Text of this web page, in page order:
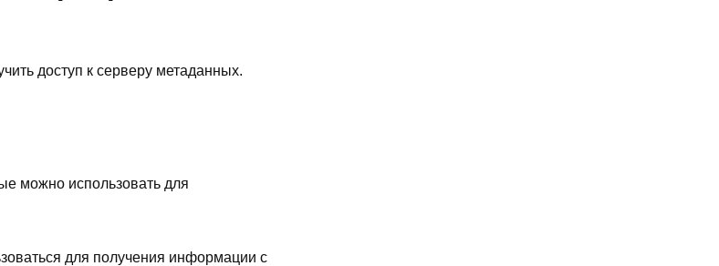
доступ к серверу метаданных.
можно использовать для
для получения информации с